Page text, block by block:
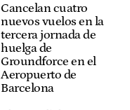
Cancelan cuatro
nuevos vuelos en la
tercera jornada de
huelga de
Groundforce en el
Aeropuerto de
Barcelona